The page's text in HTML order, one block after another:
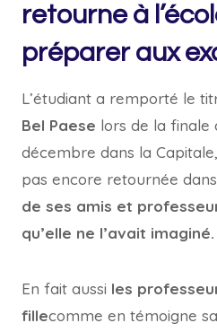
retourne à
préparer aux
L’étudiant a remporté le
Bel Paese lors de la finale
décembre dans la
pas encore retournée
de ses amis et
qu’elle ne l’avait imaginé.
En fait aussi les
fillecomme en témoigne